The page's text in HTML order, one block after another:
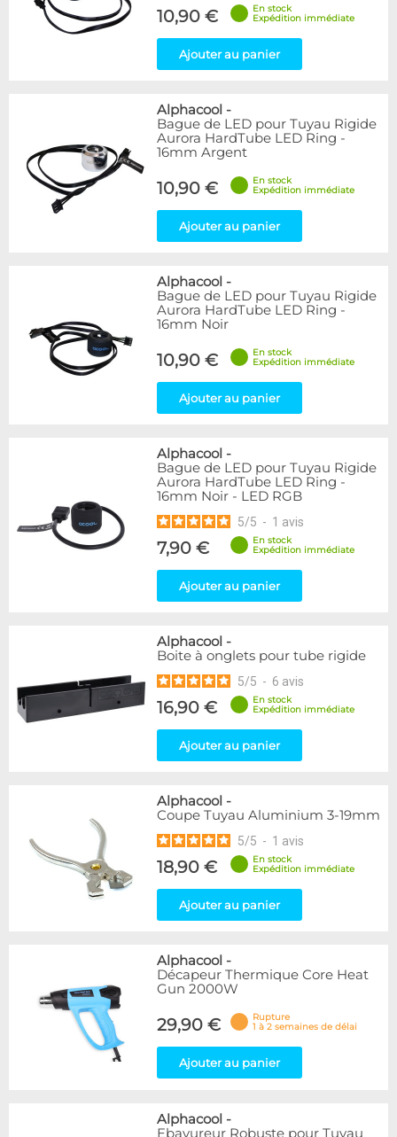
Transparent
40
Vert
Disponibilité / Promotions
Articles en promotions
Appliquer
10,90 €
En stock
Expédition immédiate
Ajouter au panier
Alphacool -
Bague de LED pour Tuyau Rigide
Aurora HardTube LED Ring -
16mm Argent
10,90 €
En stock
Expédition immédiate
Ajouter au panier
Alphacool -
Bague de LED pour Tuyau Rigide
Aurora HardTube LED Ring -
16mm Noir
10,90 €
En stock
Expédition immédiate
Ajouter au panier
Alphacool -
Bague de LED pour Tuyau Rigide
Aurora HardTube LED Ring -
16mm Noir - LED RGB
5/5 - 1 avis
7,90 €
En stock
Expédition immédiate
Ajouter au panier
Alphacool -
Boite à onglets pour tube rigide
5/5 - 6 avis
16,90 €
En stock
Expédition immédiate
Ajouter au panier
Alphacool -
Coupe Tuyau Aluminium 3-19mm
5/5 - 1 avis
18,90 €
En stock
Expédition immédiate
Ajouter au panier
Alphacool -
Décapeur Thermique Core Heat
Gun 2000W
29,90 €
Rupture
1 à 2 semaines de délai
Ajouter au panier
Alphacool -
Ebavureur Robuste pour Tuyau